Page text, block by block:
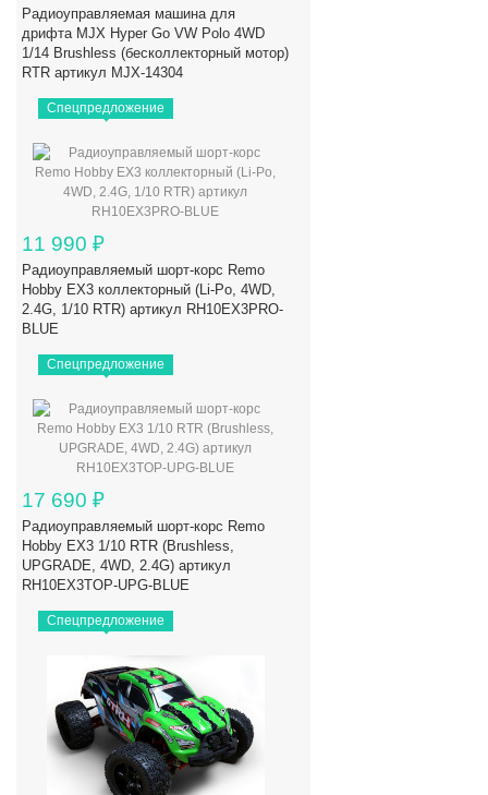
Радиоуправляемая машина для
дрифта MJX Hyper Go VW Polo 4WD
1/14 Brushless (бесколлекторный мотор)
RTR артикул MJX-14304
Спецпредложение
11 990 ₽
Радиоуправляемый шорт-корс Remo
Hobby EX3 коллекторный (Li-Po, 4WD,
2.4G, 1/10 RTR) артикул RH10EX3PRO-
BLUE
Спецпредложение
17 690 ₽
Радиоуправляемый шорт-корс Remo
Hobby EX3 1/10 RTR (Brushless,
UPGRADE, 4WD, 2.4G) артикул
RH10EX3TOP-UPG-BLUE
Спецпредложение